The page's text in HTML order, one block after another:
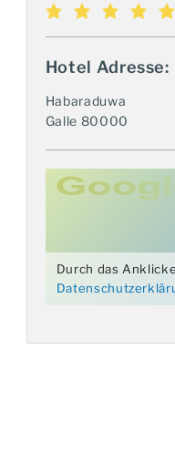
Hotel Adresse:
Habaraduwa
Galle 80000
Durch das